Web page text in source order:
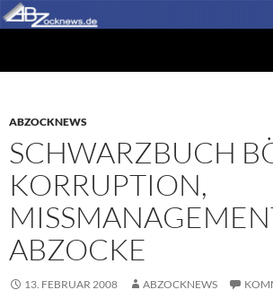
Zum
Inhalt
ABZOCKNEWS
SCHWARZBUCH
KORRUPTION,
ABZOCKE
13. FEBRUAR 2008 ABZOCKNEWS